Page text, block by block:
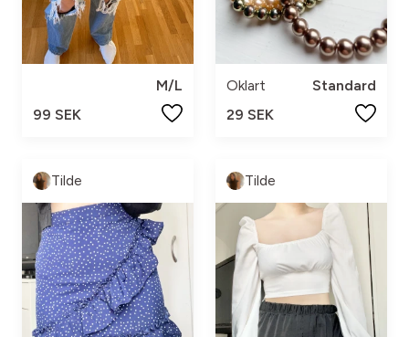
M/L
99 SEK
Oklart
Standard
29 SEK
Tilde Tilde